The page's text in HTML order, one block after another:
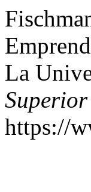
La
Superior
https://